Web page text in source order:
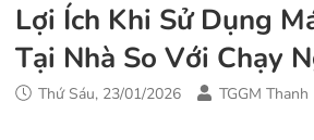
Lợi Ích Khi Sử Dụng
Tại Nhà So Với Chạy
Thứ Sáu, 23/01/2026 TGGM Thanh